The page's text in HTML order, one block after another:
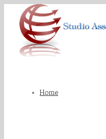
Home